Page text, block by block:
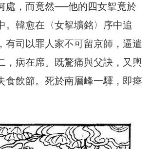
處，而竟然──他的四女挐竟於
。韓愈在〈女挐壙銘〉序中追
有司以罪人家不可留京師，逼遣
，病在席。既驚痛與父訣，又輿
食飲節。死於南層峰一驛，即瘞